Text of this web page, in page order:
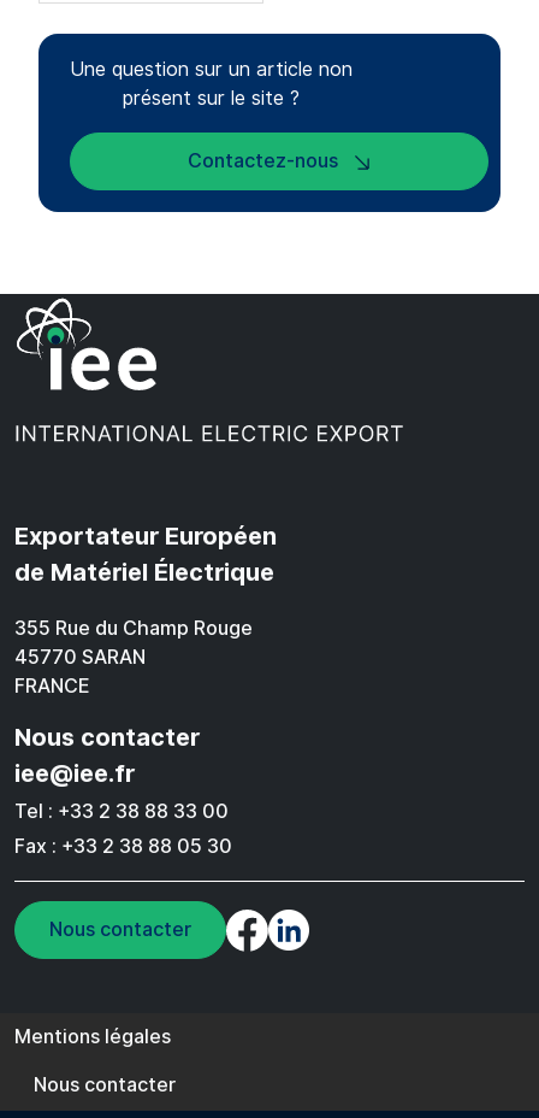
Une question sur un article non
présent sur le site ?
Contactez-nous
Exportateur Européen
de Matériel Électrique
355 Rue du Champ Rouge
45770 SARAN
FRANCE
Nous contacter
iee@iee.fr
Tel : +33 2 38 88 33 00
Fax : +33 2 38 88 05 30
Nous contacter
Pied de page
Mentions légales
Nous contacter